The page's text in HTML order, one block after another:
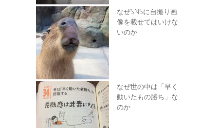
なぜSNSに自撮り画
像を載せてはいけな
いのか
なぜ世の中は「早く
動いたもの勝ち」な
のか